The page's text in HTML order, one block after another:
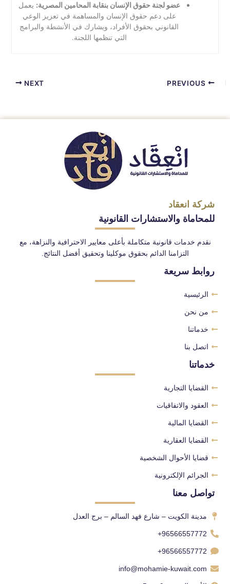
عضو لجنة حقوق الإنسان بنقابة المحامين المصرية: يعمل
على دعم حقوق الإنسان والمساهمة في تعزيز الوعي
القانوني بحقوق الأفراد، ويشارك في الأنشطة والبرامج
التي تنظمها اللجنة.
NEXT
شركة انعقاد
للمحاماة والاستشارات القانونية
نقدم خدمات قانونية متكاملة بأعلى معايير الاحترافية والنزاهة، مع
التزامنا الدائم بحقوق موكلينا وتحقيق أفضل النتائج.
روابط سريعة
الرئيسية
من نحن
خدماتنا
اتصل بنا
خدماتنا
القضايا التجارية
العقود والاتفاقيات
القضايا المالية
القضايا العقارية
قضايا الأحوال الشخصية
الجرائم الإلكترونية
تواصل معنا
مدينة الكويت – شارع فهد السالم – برج العدل
96566557772+
96566557772+
info@mohamie-kuwait.com